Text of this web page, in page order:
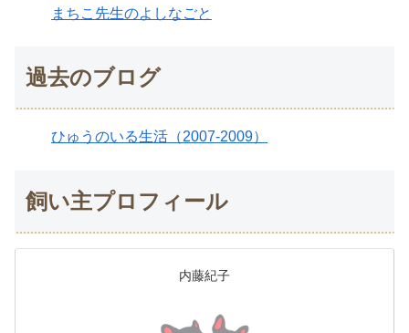
まちこ先生のよしなごと
過去のブログ
ひゅうのいる生活（2007-2009）
飼い主プロフィール
内藤紀子